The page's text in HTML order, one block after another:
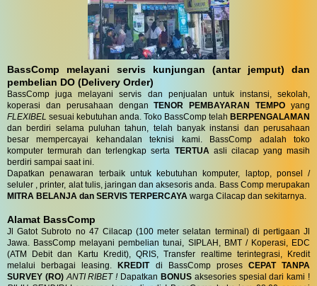
BassComp melayani servis kunjungan (antar jemput) dan
pembelian DO (Delivery Order)
BassComp juga melayani servis dan penjualan untuk instansi, sekolah,
koperasi dan perusahaan denganTENOR PEMBAYARAN TEMPO yang
FLEXIBEL sesuai kebutuhan anda. Toko BassComp telah BERPENGALAMAN
dan berdiri selama puluhan tahun, telah banyak instansi dan perusahaan
besar mempercayai kehandalan teknisi kami. BassComp adalah toko
komputer termurah dan terlengkap serta TERTUA asli cilacap yang masih
berdiri sampai saat ini.
Dapatkan penawaran terbaik untuk kebutuhan komputer, laptop, ponsel /
seluler , printer, alat tulis, jaringan dan aksesoris anda. Bass Comp merupakan
MITRA BELANJA dan SERVIS TERPERCAYA warga Cilacap dan sekitarnya.
Alamat BassComp
Jl Gatot Subroto no 47 Cilacap (100 meter selatan terminal) di pertigaan Jl
Jawa. BassComp melayani pembelian tunai, SIPLAH, BMT / Koperasi, EDC
(ATM Debit dan Kartu Kredit), QRIS, Transfer realtime terintegrasi, Kredit
melalui berbagai leasing.KREDITdi BassComp proses CEPAT TANPA
SURVEY (RO) ANTI RIBET !Dapatkan BONUSaksesories spesial dari kami !